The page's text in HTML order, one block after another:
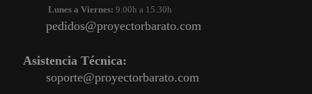
Lunes a Viernes: 9.00h a 15.30h
pedidos@proyectorbarato.com
Asistencia Técnica:
soporte@proyectorbarato.com